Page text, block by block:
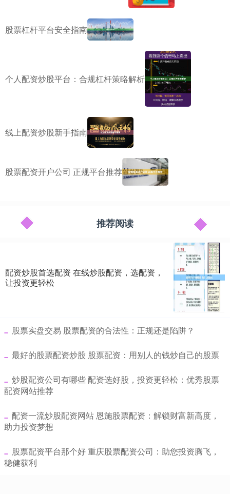
股票杠杆平台安全指南
个人配资炒股平台：合规杠杆策略解析
线上配资炒股新手指南
股票配资开户公司 正规平台推荐
推荐阅读
配资炒股首选配资 在线炒股配资，选配资，
让投资更轻松
​股票实盘交易 股票配资的合法性：正规还是陷阱？
​最好的股票配资炒股 股票配资：用别人的钱炒自己的股票
​炒股配资公司有哪些 配资选好股，投资更轻松：优秀股票
配资网站推荐
​配资一流炒股配资网站 恩施股票配资：解锁财富新高度，
助力投资梦想
​股票配资平台那个好 重庆股票配资公司：助您投资腾飞，
稳健获利